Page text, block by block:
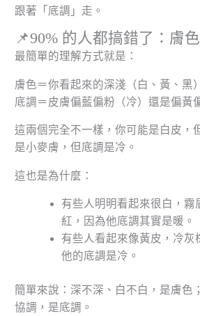
跟著「底調」走。
📌90% 的人都搞錯了：膚
最簡單的理解方式就是：
膚色＝你看起來的深淺（白、黃、黑）
底調＝皮膚偏藍偏粉（冷）還是偏黃
這兩個完全不一樣，你可能是白皮，
是小麥膚，但底調是冷。
這也是為什麼：
有些人明明看起來很白，霧
紅，因為他底調其實是暖。
有些人看起來像黃皮，冷灰
他的底調是冷。
簡單來說：深不深、白不白，是膚色
協調，是底調。